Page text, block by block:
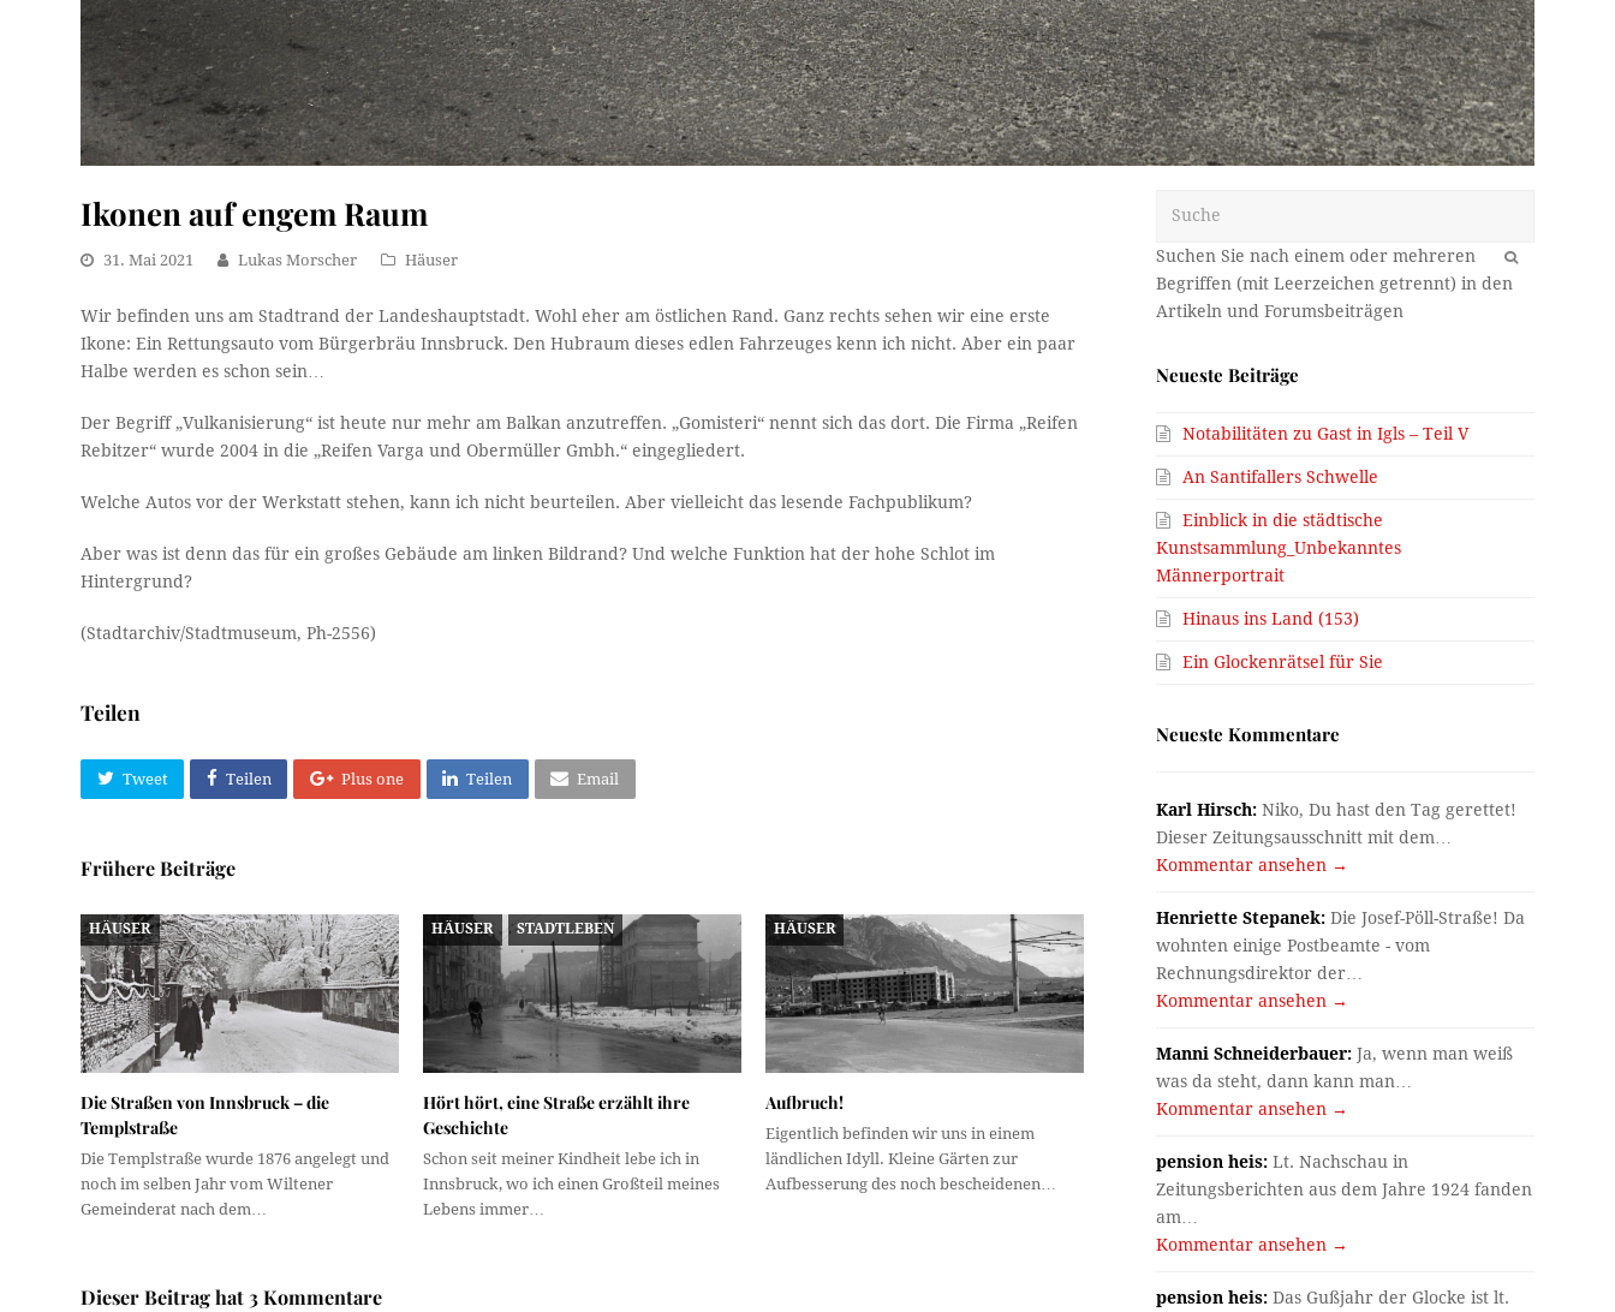
Ikonen auf engem Raum
31. Mai 2021 Lukas Morscher Häuser
Wir befinden uns am Stadtrand der Landeshauptstadt. Wohl eher am östlichen Rand. Ganz rechts sehen wir eine erste
Ikone: Ein Rettungsauto vom Bürgerbräu Innsbruck. Den Hubraum dieses edlen Fahrzeuges kenn ich nicht. Aber ein paar
Halbe werden es schon sein…
Der Begriff „Vulkanisierung“ ist heute nur mehr am Balkan anzutreffen. „Gomisteri“ nennt sich das dort. Die Firma „Reifen
Rebitzer“ wurde 2004 in die „Reifen Varga und Obermüller Gmbh.“ eingegliedert.
Welche Autos vor der Werkstatt stehen, kann ich nicht beurteilen. Aber vielleicht das lesende Fachpublikum?
Aber was ist denn das für ein großes Gebäude am linken Bildrand? Und welche Funktion hat der hohe Schlot im
Hintergrund?
(Stadtarchiv/Stadtmuseum, Ph-2556)
Teilen
Tweet Teilen Plus one Teilen Email
Frühere Beiträge
HÄUSER
Die Straßen von Innsbruck – die
Templstraße
Die Templstraße wurde 1876 angelegt und
noch im selben Jahr vom Wiltener
Gemeinderat nach dem…
HÄUSER STADTLEBEN
Hört hört, eine Straße erzählt ihre
Geschichte
Schon seit meiner Kindheit lebe ich in
Innsbruck, wo ich einen Großteil meines
Lebens immer…
HÄUSER
Aufbruch!
Eigentlich befinden wir uns in einem
ländlichen Idyll. Kleine Gärten zur
Aufbesserung des noch bescheidenen…
Dieser Beitrag hat 3 Kommentare
OK
Neueste Beiträge
Notabilitäten zu Gast in Igls – Teil V
An Santifallers Schwelle
Einblick in die städtische
Kunstsammlung_Unbekanntes
Männerportrait
Hinaus ins Land (153)
Ein Glockenrätsel für Sie
Neueste Kommentare
Karl Hirsch: Niko, Du hast den Tag gerettet!
Dieser Zeitungsausschnitt mit dem…
Kommentar ansehen →
Henriette Stepanek: Die Josef-Pöll-Straße! Da
wohnten einige Postbeamte - vom
Rechnungsdirektor der…
Kommentar ansehen →
Manni Schneiderbauer: Ja, wenn man weiß
was da steht, dann kann man…
Kommentar ansehen →
pension heis: Lt. Nachschau in
Zeitungsberichten aus dem Jahre 1924 fanden
am…
Kommentar ansehen →
pension heis: Das Gußjahr der Glocke ist lt.